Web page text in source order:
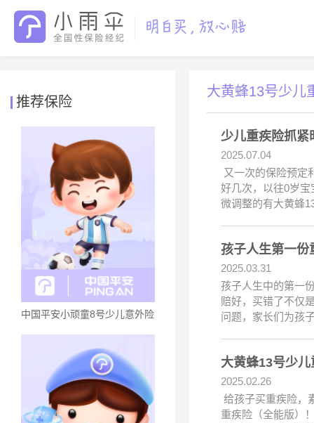
推荐保险
中国平安小顽童8号少儿意外险
大黄蜂13号少儿
少儿重疾险抓紧
2025.07.04
又一次的保险预定
好几次，以往0岁
微调整的有大黄蜂
孩子人生第一份
2025.03.31
孩子人生中的第一
赔好，买错了不仅
问题，家长们为孩
大黄蜂13号少
2025.02.26
给孩子买重疾险，
重疾险（全能版）